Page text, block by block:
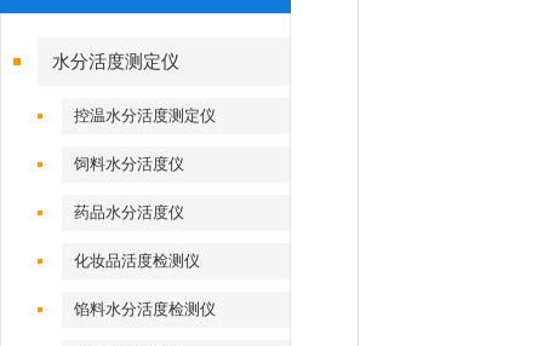
水分活度测定仪
控温水分活度测定仪
饲料水分活度仪
药品水分活度仪
化妆品活度检测仪
馅料水分活度检测仪